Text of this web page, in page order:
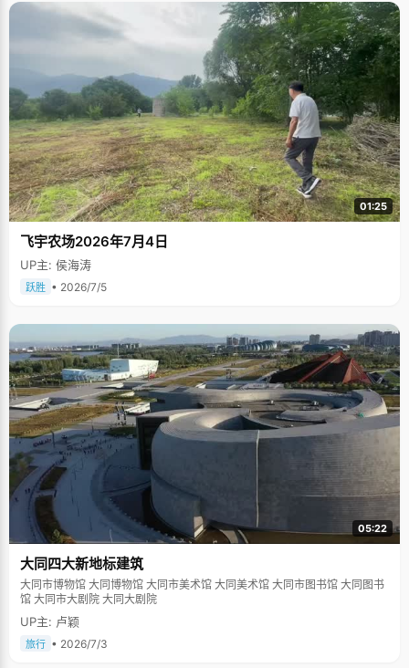
01:25
飞宇农场2026年7月4日
UP主: 侯海涛
跃胜 • 2026/7/5
05:22
大同四大新地标建筑
大同市博物馆 大同博物馆 大同市美术馆 大同美术馆 大同市图书馆 大同图书
馆 大同市大剧院 大同大剧院
UP主: 卢颖
旅行 • 2026/7/3